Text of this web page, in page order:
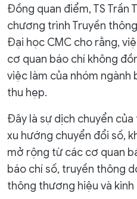
Đồng quan điểm, TS Trần
chương trình Truyền
Đại học CMC cho rằng,
cơ quan báo chí không
việc làm của nhóm
thu hẹp.
Đây là sự dịch chuyển
xu hướng chuyển đổi số,
mở rộng từ các cơ quan
báo chí số, truyền thông
thông thương hiệu và